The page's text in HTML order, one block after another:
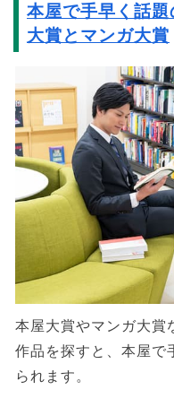
本屋で手早く話
大賞とマンガ大賞
本屋大賞やマンガ大賞
作品を探すと、本屋で
られます。